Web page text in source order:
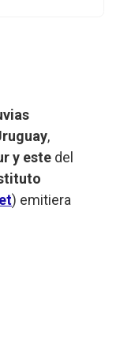
,
y este del
) emitiera